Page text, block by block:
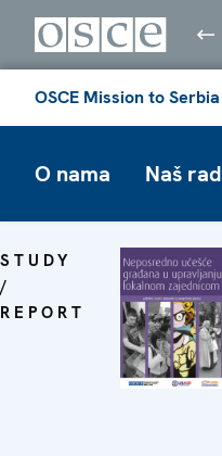
OSCE Mission to Serbia
O nama Naš rad
STUDY
/
REPORT